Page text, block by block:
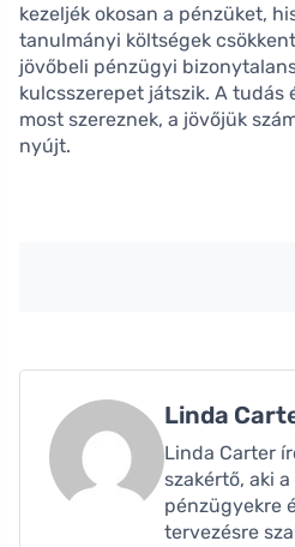
kezeljék okosan a pénzüket,
tanulmányi költségek
jövőbeli pénzügyi
kulcsszerepet játszik. A tudás
most szereznek, a jövőjük
nyújt.
Linda
Linda Carter
szakértő, aki
pénzügyekre
tervezésre